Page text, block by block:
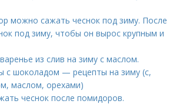
можно сажать чеснок под зиму. После
под зиму, чтобы он вырос крупным и
из слив на зиму с маслом.
с шоколадом — рецепты на зиму (с,
маслом, орехами)
чеснок после помидоров.